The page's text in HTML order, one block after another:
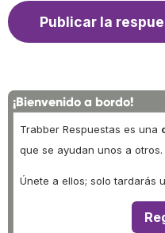
¡Bienvenido a bordo!
Trabber Respuestas es una
que se ayudan unos a otros.
Únete a ellos; solo tardarás